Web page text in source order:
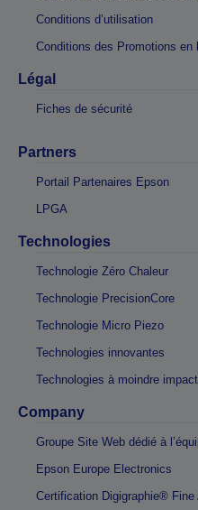
Conditions d’utilisation
Conditions des Promotions en
Légal
Fiches de sécurité
Partners
Portail Partenaires Epson
LPGA
Technologies
Technologie Zéro Chaleur
Technologie PrecisionCore
Technologie Micro Piezo
Technologies innovantes
Technologies à moindre
Company
Groupe Site Web dédié à
Epson Europe Electronics
Certification Digigraphie® Fine